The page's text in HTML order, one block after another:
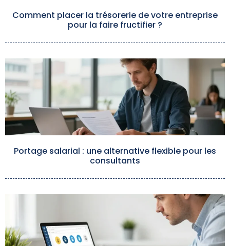
Comment placer la trésorerie de votre entreprise
pour la faire fructifier ?
Portage salarial : une alternative flexible pour les
consultants